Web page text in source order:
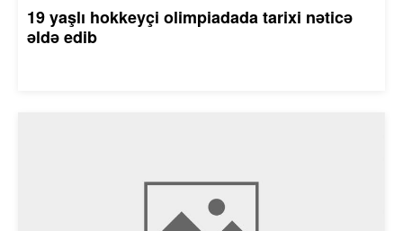
19 yaşlı hokkeyçi olimpiadada tarixi nəticə
əldə edib